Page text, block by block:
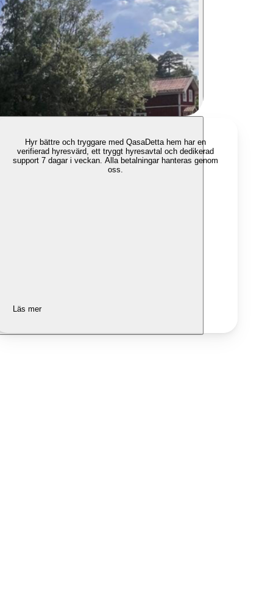
Hyr bättre och tryggare med QasaDetta hem har en
verifierad hyresvärd, ett tryggt hyresavtal och dedikerad
support 7 dagar i veckan. Alla betalningar hanteras genom
oss.
Läs mer